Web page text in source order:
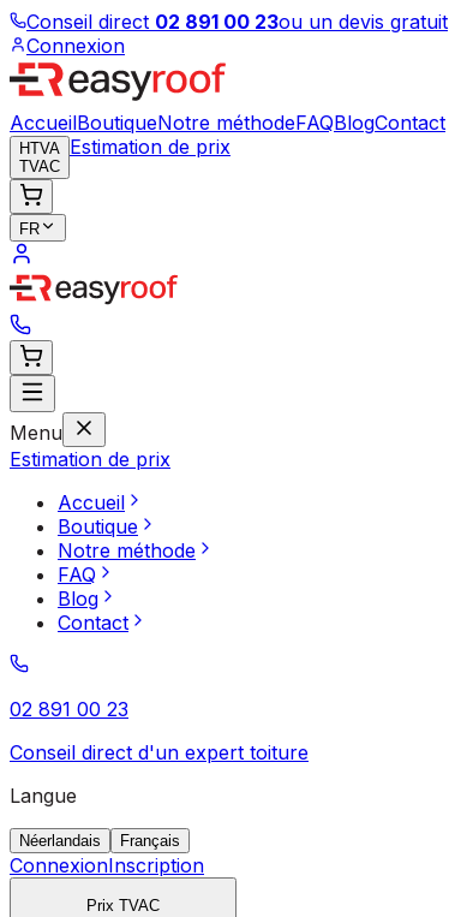
Conseil direct 02 891 00 23ou un devis gratuit
Connexion
AccueilBoutiqueNotre méthodeFAQBlogContact
HTVA
TVAC
Estimation de prix
FR
Menu
Estimation de prix
Accueil
Boutique
Notre méthode
FAQ
Blog
Contact
02 891 00 23
Conseil direct d'un expert toiture
Langue
Néerlandais Français
ConnexionInscription
Prix TVAC